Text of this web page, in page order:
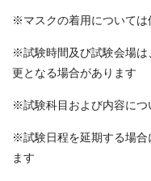
※マスクの着用については
※試験時間及び試験会場は
更となる場合があります
※試験科目および内容につ
※試験日程を延期する場合
ます